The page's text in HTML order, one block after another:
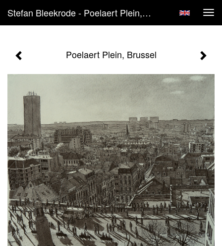
Stefan Bleekrode - Poelaert Plein, Brussel
Poelaert Plein, Brussel